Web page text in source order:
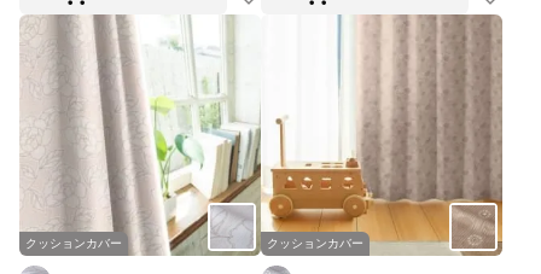
クッションカバー クッションカバー